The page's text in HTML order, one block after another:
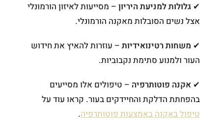
✔גלולות למניעת היריון – מסייעות לאיזון הורמונלי
אצל נשים הסובלות מאקנה הורמונלי.
✔ משחות רטינואידיות – עוזרות להאיץ את חידוש
העור ולמנוע סתימת נקבוביות.
✔אקנה פוטותרפיה – טיפולים אלו מסייעים
בהפחתת הדלקת והחיידקים בעור. קראו עוד על
טיפול באקנה באמצעות פוטותרפיה.